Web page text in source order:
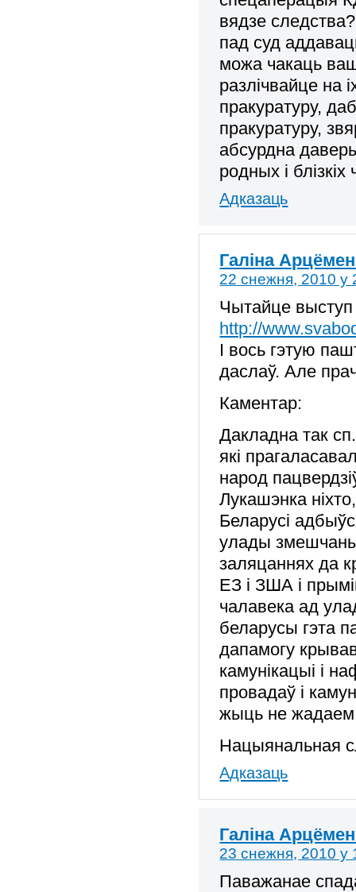
вядзе
пад суд
можа чакаць
разлічвайце на
пракуратуру,
пракуратуру,
абсурдна
родных і
Адказаць
Галіна
22 снежня, 2010 у
Чытайце
http://
І вось гэтую
даслаў. Але
Каментар:
Дакладна так
які
народ
Лукашэнка
Беларусі
улады змешчаны
заляцаннях да
ЕЗ і ЗША і
чалавека ад
беларусы гэта
дапамогу
камунікацыі і
провадаў і
жыць не жадаем.
Нацыянальная
Адказаць
Галіна
23 снежня, 2010 у
Паважанае